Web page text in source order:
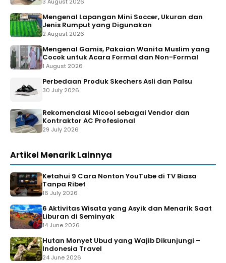
Mengenal Lapangan Mini Soccer, Ukuran dan
Jenis Rumput yang Digunakan
2 August 2026
Mengenal Gamis, Pakaian Wanita Muslim yang
Cocok untuk Acara Formal dan Non-Formal
1 August 2026
Perbedaan Produk Skechers Asli dan Palsu
30 July 2026
Rekomendasi Micool sebagai Vendor dan
Kontraktor AC Profesional
29 July 2026
Artikel Menarik Lainnya
Ketahui 9 Cara Nonton YouTube di TV Biasa
Tanpa Ribet
16 July 2026
6 Aktivitas Wisata yang Asyik dan Menarik Saat
Liburan di Seminyak
14 June 2026
Hutan Monyet Ubud yang Wajib Dikunjungi –
Indonesia Travel
24 June 2026